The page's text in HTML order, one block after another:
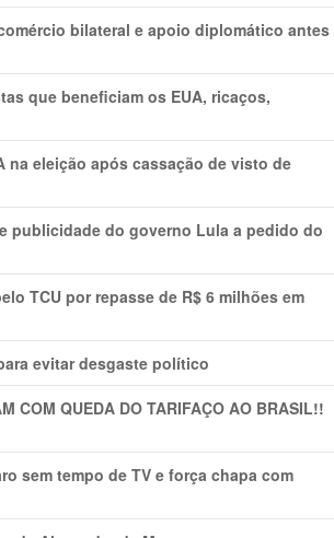
bilateral e apoio diplomático antes
que beneficiam os EUA, ricaços,
na eleição após cassação de visto de
publicidade do governo Lula a pedido do
TCU por repasse de R$ 6 milhões em
evitar desgaste político
COM QUEDA DO TARIFAÇO AO BRASIL!!
sem tempo de TV e força chapa com